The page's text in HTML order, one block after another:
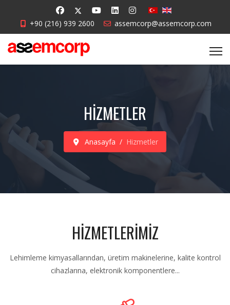
+90 (216) 939 2600 assemcorp@assemcorp.com
HIZMETLER
Anasayfa Hizmetler
HİZMETLERİMİZ
Lehimleme kimyasallarından, üretim makinelerine, kalite kontrol
cihazlarına, elektronik komponentlere...